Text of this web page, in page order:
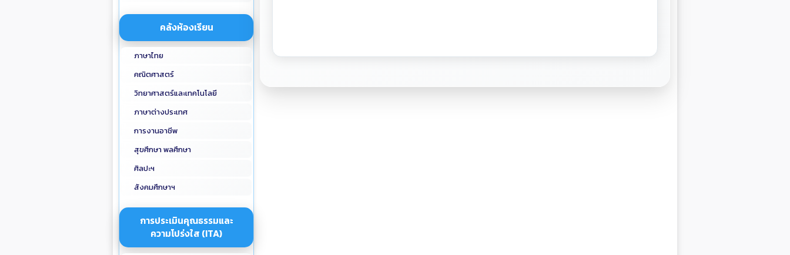
คลังห้องเรียน
ภาษาไทย
คณิตศาสตร์
วิทยาศาสตร์และเทคโนโลยี
ภาษาต่างประเทศ
การงานอาชีพ
สุขศึกษา พลศึกษา
ศิลปะฯ
สังคมศึกษาฯ
การประเมินคุณธรรมและ
ความโปร่งใส (ITA)